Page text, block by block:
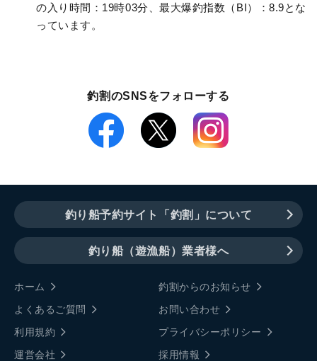
の入り時間：19時03分、最大爆釣指数（BI）：8.9とな
っています。
釣割のSNSをフォローする
釣り船予約サイト「釣割」について
釣り船（遊漁船）業者様へ
ホーム
釣割からのお知らせ
よくあるご質問
お問い合わせ
利用規約
プライバシーポリシー
運営会社
採用情報